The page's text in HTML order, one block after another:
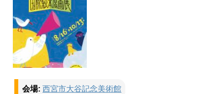
会場: 西宮市大谷記念美術館